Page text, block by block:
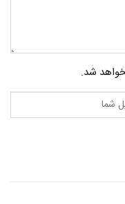
شد.